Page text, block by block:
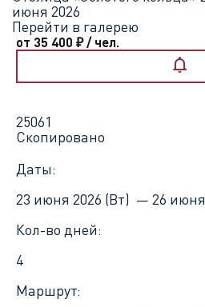
июня 2026
Перейти в галерею
от 35 400 ₽/ чел.
25061
Скопировано
Даты:
23 июня 2026 (Вт) — 26
Кол-во дней:
4
Маршрут: